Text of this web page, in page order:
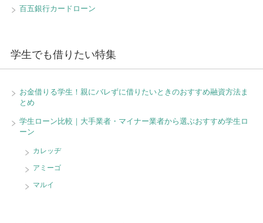
百五銀行カードローン
学生でも借りたい特集
お金借りる学生！親にバレずに借りたいときのおすすめ融資方法ま
とめ
学生ローン比較｜大手業者・マイナー業者から選ぶおすすめ学生ロ
ーン
カレッヂ
アミーゴ
マルイ